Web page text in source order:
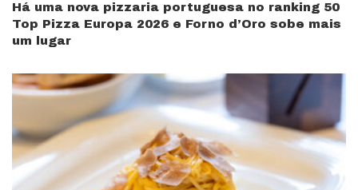
Há uma nova pizzaria portuguesa no ranking 50
Top Pizza Europa 2026 e Forno d’Oro sobe mais
um lugar